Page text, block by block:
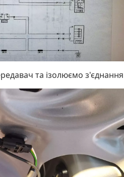
та ізолюємо з'єднання